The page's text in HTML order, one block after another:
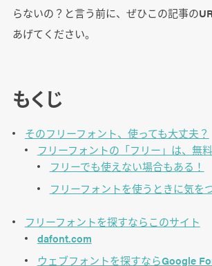
らないの？と言う前に、ぜひこの記事の
あげてください。
もくじ
そのフリーフォント、使っても大丈夫？
フリーフォントの「フリー」は、無
フリーでも使えない場合もある！
フリーフォントを使うときに気を
フリーフォントを探すならこのサイト
dafont.com
ウェブフォントを探すならGoogle